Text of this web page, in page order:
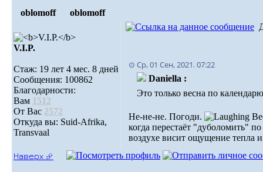
oblomoff oblomoff
V.I.P.
Стаж: 19 лет 4 мес. 8 дней
Сообщения: 100862
Благодарности:
Вам 1512
От Вас 2572
Откуда вы: Suid-Afrika,
Transvaal
⊙ Ср, 01 Сен, 2021. 07:22
Daniella :
Это только весна по
Не-не-не. Погоди.
когда перестаёт "дуболомить"
воздухе висит ощущение тепла
Наверх ⮵